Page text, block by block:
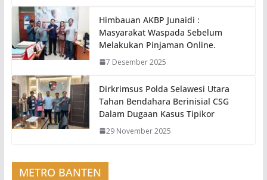
Himbauan AKBP Junaidi :
Masyarakat Waspada Sebelum
Melakukan Pinjaman Online.
7 Desember 2025
Dirkrimsus Polda Selawesi Utara
Tahan Bendahara Berinisial CSG
Dalam Dugaan Kasus Tipikor
29 November 2025
METRO BANTEN